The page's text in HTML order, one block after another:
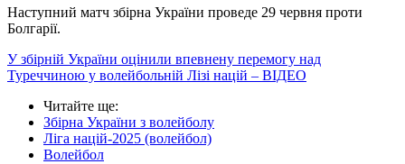
Наступний матч збірна України проведе 29 червня проти
Болгарії.
У збірній України оцінили впевнену перемогу над
Туреччиною у волейбольній Лізі націй – ВІДЕО
Читайте ще:
Збірна України з волейболу
Ліга націй-2025 (волейбол)
Волейбол